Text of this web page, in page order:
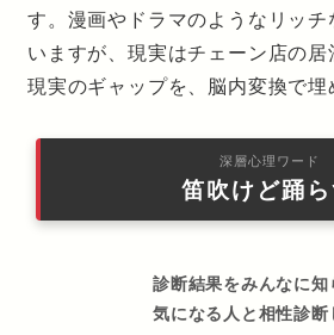
す。漫画やドラマのようなリッ
いますが、現実はチェーン店の
現実のギャップを、脳内変換で埋
深層心理ワード
笛吹けど踊
診断結果をみんなに知
気になる人と相性診断